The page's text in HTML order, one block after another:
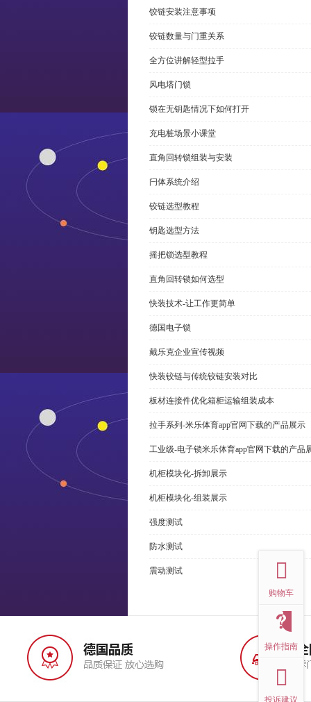
铰链安装注意事项
铰链数量与门重关系
全方位讲解轻型拉手
风电塔门锁
锁在无钥匙情况下如何打开
充电桩场景小课堂
直角回转锁组装与安装
闩体系统介绍
铰链选型教程
钥匙选型方法
摇把锁选型教程
直角回转锁如何选型
快装技术-让工作更简单
德国电子锁
戴乐克企业宣传视频
快装铰链与传统铰链安装对比
板材连接件优化箱柜运输组装成本
拉手系列-米乐体育app官网下载的产品展示
工业级-电子锁米乐体育app官网下载的产品
机柜模块化-拆卸展示
机柜模块化-组装展示
强度测试
防水测试
震动测试
购物车
操作指南
投诉建议